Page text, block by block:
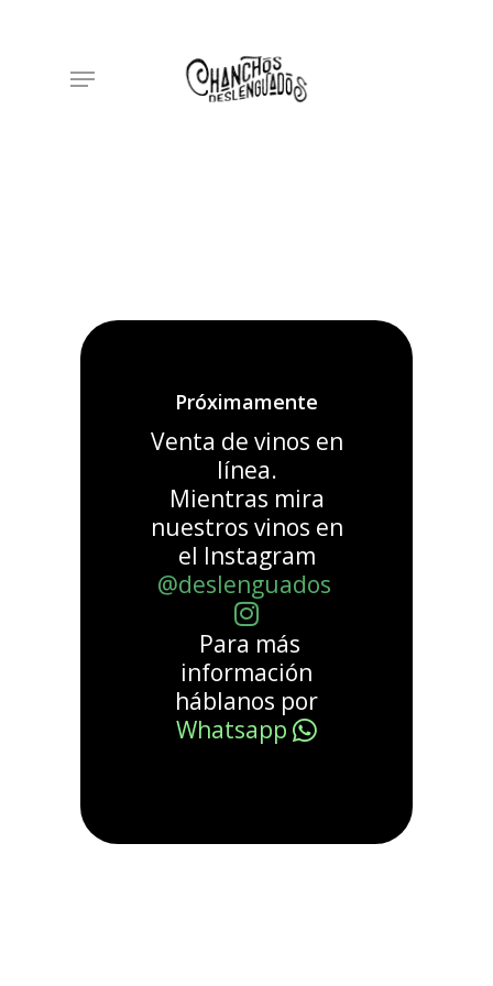
Próximamente
Venta de vinos en
línea.
Mientras mira
nuestros vinos en
el Instagram
@deslenguados
Para más
información
háblanos por
Whatsapp